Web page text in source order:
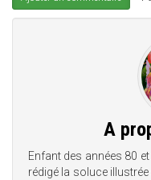
A
Enfant des années 80
rédigé la soluce